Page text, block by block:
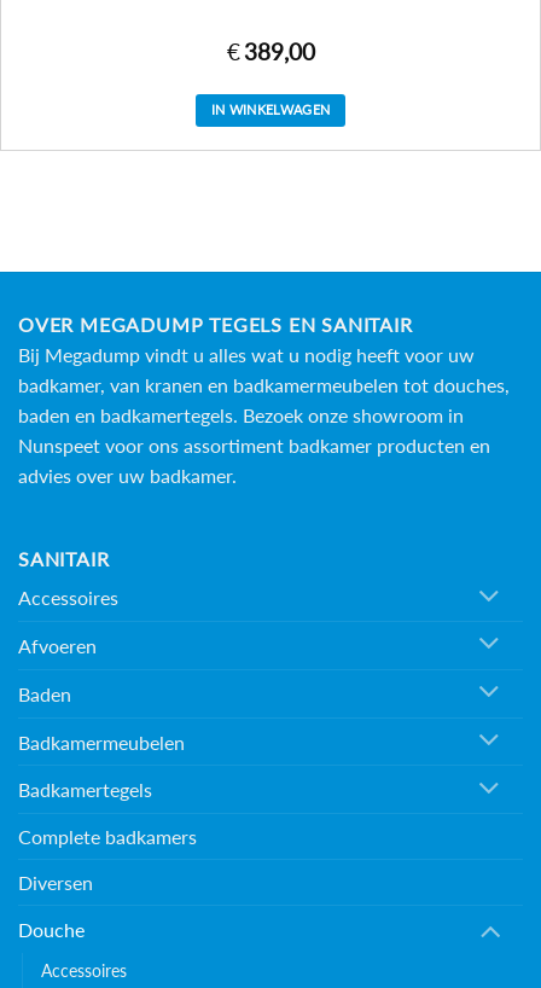
€ 389,00
IN WINKELWAGEN
OVER MEGADUMP TEGELS EN SANITAIR
Bij Megadump vindt u alles wat u nodig heeft voor uw
badkamer, van kranen en badkamermeubelen tot douches,
baden en badkamertegels . Bezoek onze showroom in
Nunspeet voor ons assortiment badkamer producten en
advies over uw badkamer.
SANITAIR
Accessoires
Afvoeren
Baden
Badkamermeubelen
Badkamertegels
Complete badkamers
Diversen
Douche
Accessoires